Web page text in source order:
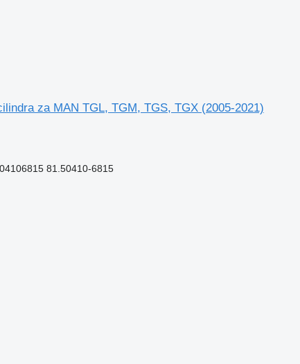
za MAN TGL, TGM, TGS, TGX (2005-2021)
81.50410-6815